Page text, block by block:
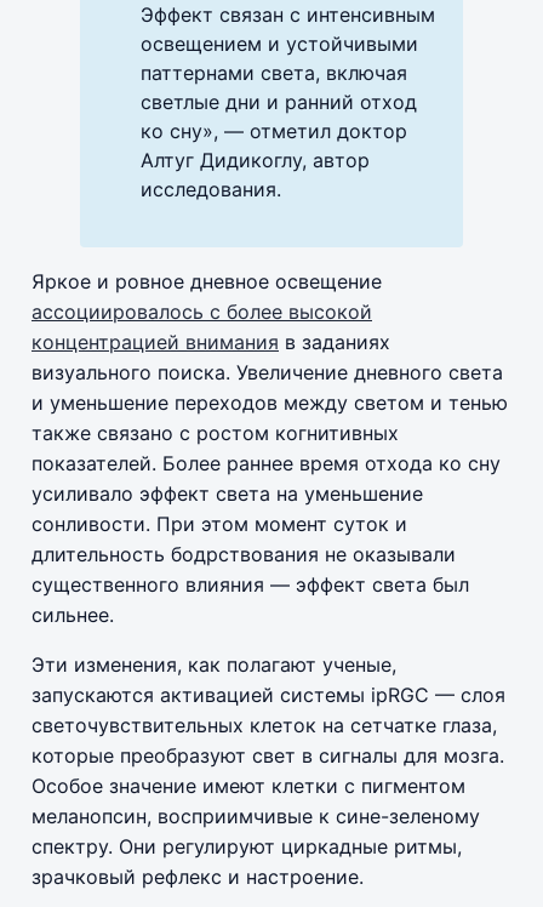
Эффект связан с интенсивным
освещением и устойчивыми
паттернами света, включая
светлые дни и ранний отход
ко сну», — отметил доктор
Алтуг Дидикоглу, автор
исследования.
Яркое и ровное дневное освещение
ассоциировалось с более высокой
концентрацией внимания в заданиях
визуального поиска. Увеличение дневного света
и уменьшение переходов между светом и тенью
также связано с ростом когнитивных
показателей. Более раннее время отхода ко сну
усиливало эффект света на уменьшение
сонливости. При этом момент суток и
длительность бодрствования не оказывали
существенного влияния — эффект света был
сильнее.
Эти изменения, как полагают ученые,
запускаются активацией системы ipRGC — слоя
светочувствительных клеток на сетчатке глаза,
которые преобразуют свет в сигналы для мозга.
Особое значение имеют клетки с пигментом
меланопсин, восприимчивые к сине-зеленому
спектру. Они регулируют циркадные ритмы,
зрачковый рефлекс и настроение.